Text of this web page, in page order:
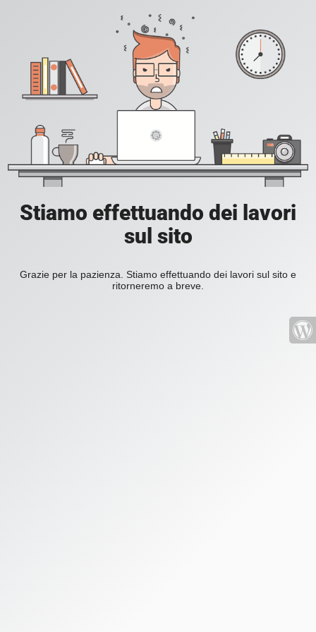
Stiamo effettuando dei lavori
sul sito
Grazie per la pazienza. Stiamo effettuando dei lavori sul sito e
ritorneremo a breve.